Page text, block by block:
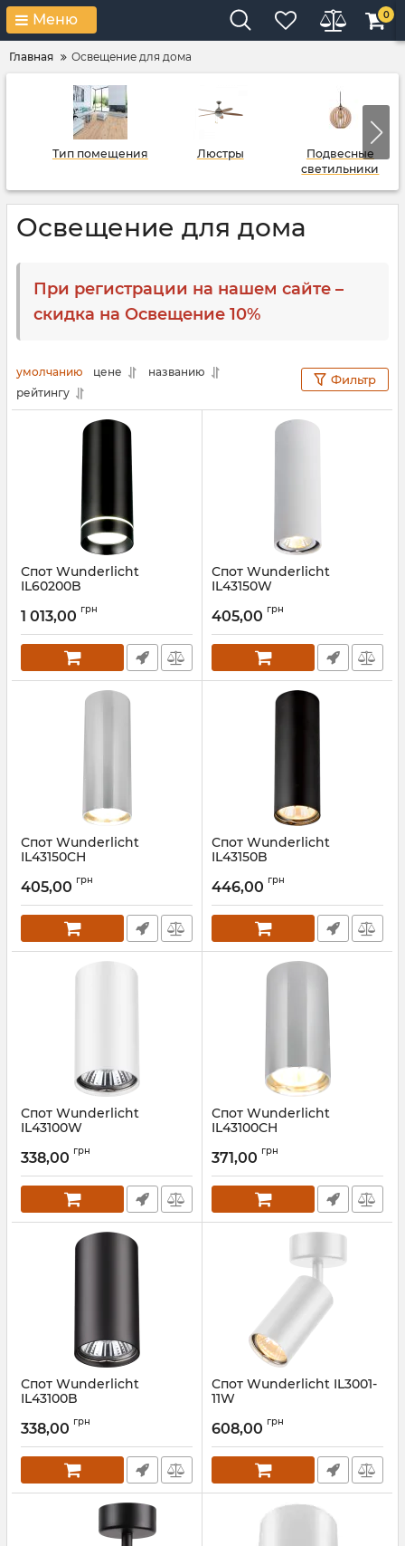
Меню 0
Главная Освещение для дома
Тип помещения Люстры
Подвесные
светильники
Освещение для дома
При регистрации на нашем сайте –
скидка на Освещение 10%
умолчанию цене
названию
рейтингу
Фильтр
Спот Wunderlicht
IL60200B
1 013,00 грн
Спот Wunderlicht
IL43150W
405,00 грн
Спот Wunderlicht
IL43150CH
405,00 грн
Спот Wunderlicht
IL43150B
446,00 грн
Спот Wunderlicht
IL43100W
338,00 грн
Спот Wunderlicht
IL43100CH
371,00 грн
Спот Wunderlicht
IL43100B
338,00 грн
Спот Wunderlicht IL3001-
11W
608,00 грн